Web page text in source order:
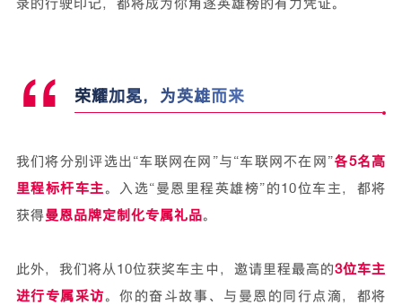
“ 荣耀加冕，为英雄而来
我们将分别评选出“车联网在网”与“车联网不在网”各5名高
里程标杆车主。入选“曼恩里程英雄榜”的10位车主，都将
获得曼恩品牌定制化专属礼品。
此外，我们将从10位获奖车主中，邀请里程最高的3位车主
进行专属采访。你的奋斗故事、与曼恩的同行点滴，都将